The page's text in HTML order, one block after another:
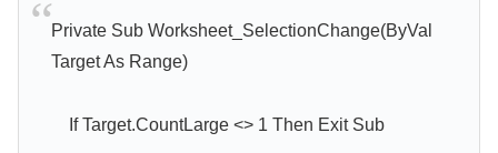
Private Sub Worksheet_SelectionChange(ByVal
Target As Range)
If Target.CountLarge <> 1 Then Exit Sub